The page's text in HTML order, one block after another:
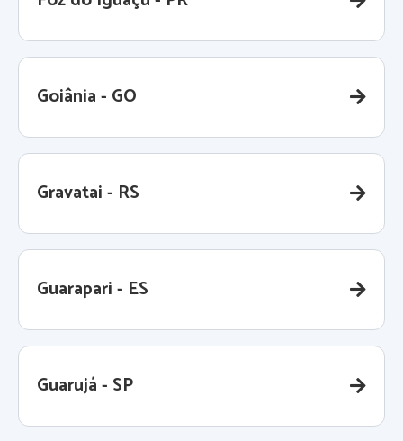
Goiânia - GO
Gravatai - RS
Guarapari - ES
Guarujá - SP